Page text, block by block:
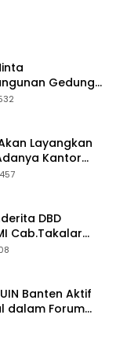
Gedung
Layangkan
Kantor
457
DBD
Cab.Takalar
Banten Aktif
dalam Forum